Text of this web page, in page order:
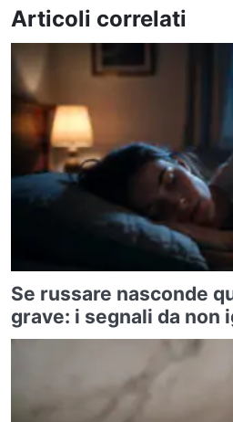
Articoli correlati
Se russare nasconde
grave: i segnali da non